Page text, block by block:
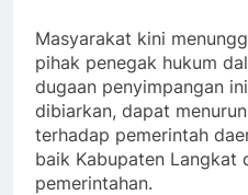
Masyarakat kini
pihak penegak hukum
dugaan penyimpangan
dibiarkan, dapat
terhadap pemerintah
baik Kabupaten Langkat
pemerintahan.